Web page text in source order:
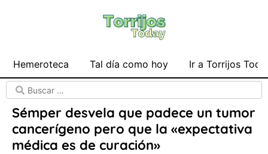
Hemeroteca Tal día como hoy Ir a Torrijos
Sémper desvela que padece un tumor
cancerígeno pero que la «expectativa
médica es de curación»